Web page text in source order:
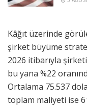
Kâğıt üzerinde
şirket büyüme
2026 itibarıyla
bu yana %22
Ortalama 75.537
toplam maliyeti ise